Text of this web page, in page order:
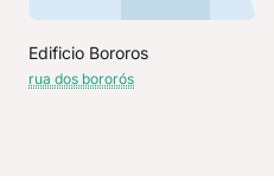
Edificio Bororos
rua dos bororós